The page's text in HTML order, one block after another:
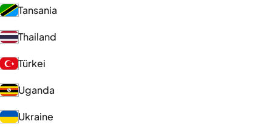
Tansania
Thailand
Türkei
Uganda
Ukraine